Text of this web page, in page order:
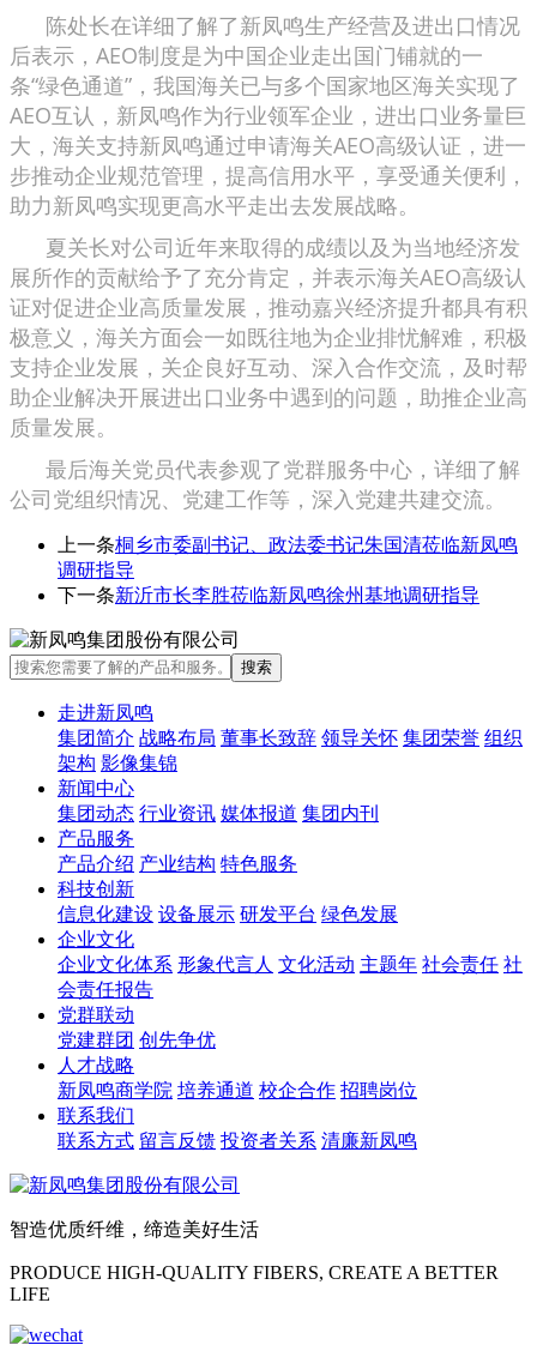
陈处长在详细了解了新凤鸣生产经营及进出口情况
后表示，AEO制度是为中国企业走出国门铺就的一
条“绿色通道”，我国海关已与多个国家地区海关实现了
AEO互认，新凤鸣作为行业领军企业，进出口业务量巨
大，海关支持新凤鸣通过申请海关AEO高级认证，进一
步推动企业规范管理，提高信用水平，享受通关便利，
助力新凤鸣实现更高水平走出去发展战略。
夏关长对公司近年来取得的成绩以及为当地经济发
展所作的贡献给予了充分肯定，并表示海关AEO高级认
证对促进企业高质量发展，推动嘉兴经济提升都具有积
极意义，海关方面会一如既往地为企业排忧解难，积极
支持企业发展，关企良好互动、深入合作交流，及时帮
助企业解决开展进出口业务中遇到的问题，助推企业高
质量发展。
最后海关党员代表参观了党群服务中心，详细了解
公司党组织情况、党建工作等，深入党建共建交流。
上一条桐乡市委副书记、政法委书记朱国清莅临新凤鸣
调研指导
下一条新沂市长李胜莅临新凤鸣徐州基地调研指导
走进新凤鸣
集团简介 战略布局 董事长致辞 领导关怀 集团荣誉 组织
架构 影像集锦
新闻中心
集团动态 行业资讯 媒体报道 集团内刊
产品服务
产品介绍 产业结构 特色服务
科技创新
信息化建设 设备展示 研发平台 绿色发展
企业文化
企业文化体系 形象代言人 文化活动 主题年 社会责任 社
会责任报告
党群联动
党建群团 创先争优
人才战略
新凤鸣商学院 培养通道 校企合作 招聘岗位
联系我们
联系方式 留言反馈 投资者关系 清廉新凤鸣
智造优质纤维，缔造美好生活
PRODUCE HIGH-QUALITY FIBERS, CREATE A BETTER
LIFE